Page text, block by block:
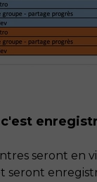
seront en
seront